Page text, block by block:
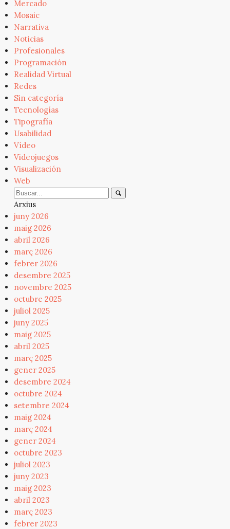
Mercado
Mosaic
Narrativa
Noticias
Profesionales
Programación
Realidad Virtual
Redes
Sin categoría
Tecnologías
Tipografía
Usabilidad
Vídeo
Videojuegos
Visualización
Web
Arxius
juny 2026
maig 2026
abril 2026
març 2026
febrer 2026
desembre 2025
novembre 2025
octubre 2025
juliol 2025
juny 2025
maig 2025
abril 2025
març 2025
gener 2025
desembre 2024
octubre 2024
setembre 2024
maig 2024
març 2024
gener 2024
octubre 2023
juliol 2023
juny 2023
maig 2023
abril 2023
març 2023
febrer 2023